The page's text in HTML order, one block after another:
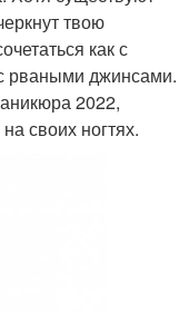
твою
как с
рваными джинсами.
2022,
своих ногтях.